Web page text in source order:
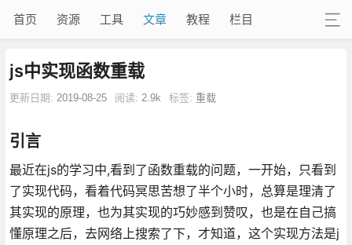
首页 资源 工具 文章 教程 栏目
js中实现函数重载
更新日期: 2019-08-25 阅读: 2.9k 标签: 重载
引言
最近在js的学习中,看到了函数重载的问题，一开始，只看到
了实现代码，看着代码冥思苦想了半个小时，总算是理清了
其实现的原理，也为其实现的巧妙感到赞叹，也是在自己搞
懂原理之后，去网络上搜索了下，才知道，这个实现方法是j